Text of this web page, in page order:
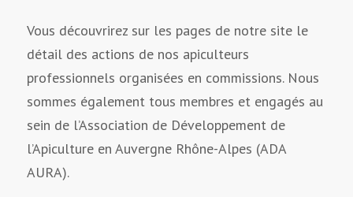
Vous découvrirez sur les pages de notre site le
détail des actions de nos apiculteurs
professionnels organisées en commissions. Nous
sommes également tous membres et engagés au
sein de l’Association de Développement de
l’Apiculture en Auvergne Rhône-Alpes (ADA
AURA).